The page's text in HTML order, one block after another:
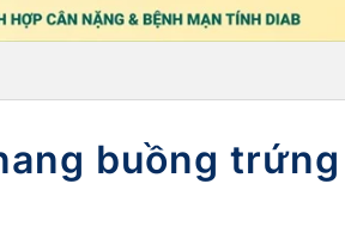
buồng trứng